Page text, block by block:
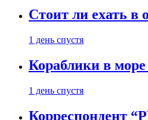
Стоит ли ехать в
1 день спустя
Кораблики в
1 день спустя
Корреспондент